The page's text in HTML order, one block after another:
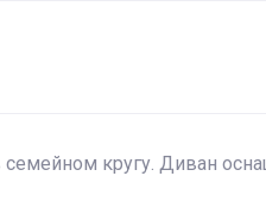
кругу. Диван